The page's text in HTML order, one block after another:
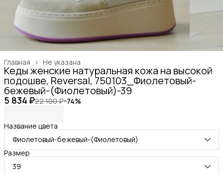
Не указана
Главная ›
Кеды женские натуральная кожа на высокой
подошве, Reversal, 750103_Фиолетовый-
бежевый-(Фиолетовый)-39
5 834 ₽22 100 ₽−74%
Название цвета
Фиолетовый-бежевый-(Фиолетовый)
Размер
39